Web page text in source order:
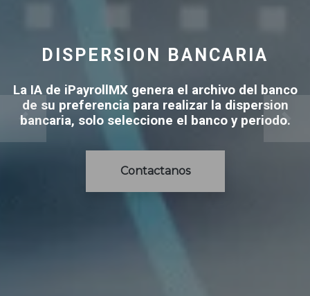
DISPERSION BANCARIA
La IA de iPayrollMX genera el archivo del banco
de su preferencia para realizar la dispersion
bancaria, solo seleccione el banco y periodo.
Contactanos